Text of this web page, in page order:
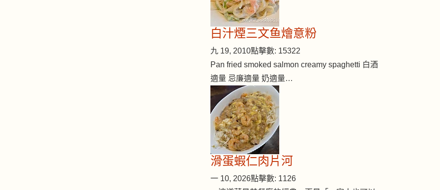
白汁煙三文鱼燴意粉
九 19, 2010點擊數: 15322
Pan fried smoked salmon creamy spaghetti 白酒
適量 忌廉適量 奶適量…
滑蛋蝦仁肉片河
一 10, 2026點擊數: 1126